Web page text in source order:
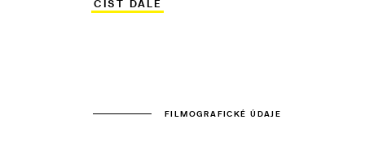
tetiččina souseda coby falešná
ČÍST DÁLE
FILMOGRAFICKÉ ÚDAJE